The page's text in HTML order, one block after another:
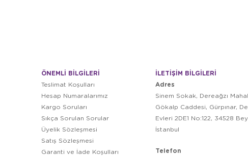
ÖNEMLİ BİLGİLERİ
Teslimat Koşulları
Hesap Numaralarımız
Kargo Soruları
Sıkça Sorulan Sorular
Üyelik Sözleşmesi
Satış Sözleşmesi
Garanti ve İade Koşulları
İLETİŞİM BİLGİLERİ
Adres
Sinem Sokak, Dereağzı
Gökalp Caddesi, Gürpınar,
Evleri 2DE1 No:122, 34528
İstanbul
Telefon